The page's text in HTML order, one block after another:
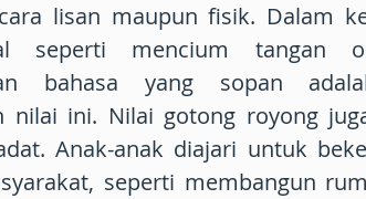
lisan maupun fisik. Dalam
seperti mencium tangan
bahasa yang sopan
nilai ini. Nilai gotong royong
Anak-anak diajari untuk
seperti membangun